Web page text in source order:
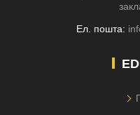
Ел. пошта: